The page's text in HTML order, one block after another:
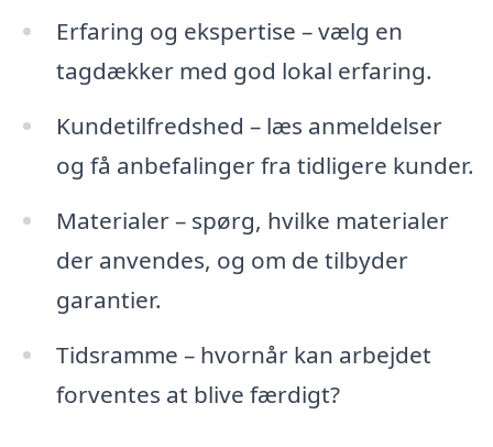
Erfaring og ekspertise – vælg en
tagdækker med god lokal erfaring.
Kundetilfredshed – læs anmeldelser
og få anbefalinger fra tidligere kunder.
Materialer – spørg, hvilke materialer
der anvendes, og om de tilbyder
garantier.
Tidsramme – hvornår kan arbejdet
forventes at blive færdigt?